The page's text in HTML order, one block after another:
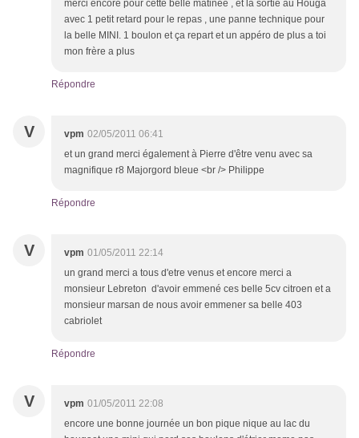
merci encore pour cette belle matinée , et la sortie au Houga
avec 1 petit retard pour le repas , une panne technique pour
la belle MINI. 1 boulon et ça repart et un appéro de plus a toi
mon frère a plus
Répondre
V vpm 02/05/2011 06:41
et un grand merci également à Pierre d'être venu avec sa
magnifique r8 Majorgord bleue <br /> Philippe
Répondre
V vpm 01/05/2011 22:14
un grand merci a tous d'etre venus et encore merci a
monsieur Lebreton d'avoir emmené ces belle 5cv citroen et a
monsieur marsan de nous avoir emmener sa belle 403
cabriolet
Répondre
V vpm 01/05/2011 22:08
encore une bonne journée un bon pique nique au lac du